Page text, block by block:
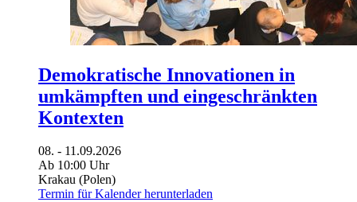
Demokratische Innovationen in
umkämpften und eingeschränkten
Kontexten
08. - 11.09.2026
Ab 10:00 Uhr
Krakau (Polen)
Termin für Kalender herunterladen